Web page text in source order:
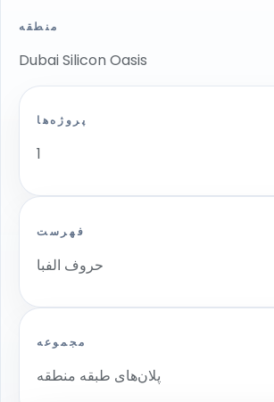
منطقه
Dubai Silicon Oasis
پروژه‌ها
1
فهرست
حروف الفبا
مجموعه
پلان‌های طبقه منطقه